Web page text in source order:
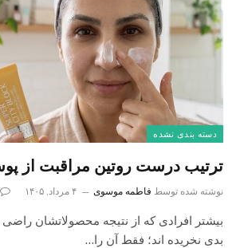
دسته بندی نشده
ترتیب درست روتین مراقبت از
نوشته شده توسط فاطمه موسوی ۴ مرداد, ۱۴۰۵
بیشتر افرادی که از نتیجه محصولاتشان
بدی نخریده اند؛ فقط آن را…